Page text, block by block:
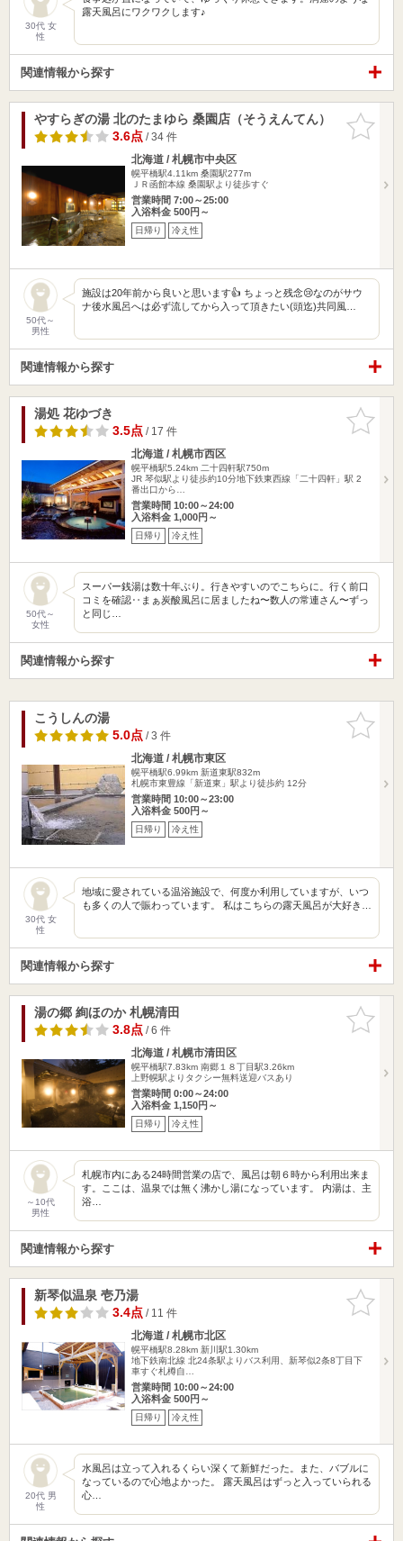
30代 女
性
露天風呂にワクワクします♪
関連情報から探す
お気に入
りに追加
やすらぎの湯 北のたまゆら 桑園店（そうえんてん）
3.6点/ 34 件
北海道 / 札幌市中央区
幌平橋駅4.11km 桑園駅277m
ＪＲ函館本線 桑園駅より徒歩すぐ
営業時間 7:00～25:00
入浴料金 500円～
日帰り 冷え性
50代～
男性
施設は20年前から良いと思います👍 ちょっと残念😢なのがサウ
ナ後水風呂へは必ず流してから入って頂きたい(頭迄)共同風…
関連情報から探す
お気に入
りに追加
湯処 花ゆづき
3.5点/ 17 件
北海道 / 札幌市西区
幌平橋駅5.24km 二十四軒駅750m
JR 琴似駅より徒歩約10分地下鉄東西線「二十四軒」駅 2
番出口から…
営業時間 10:00～24:00
入浴料金 1,000円～
日帰り 冷え性
50代～
女性
スーパー銭湯は数十年ぶり。行きやすいのでこちらに。行く前口
コミを確認‥まぁ炭酸風呂に居ましたね〜数人の常連さん〜ずっ
と同じ…
関連情報から探す
お気に入
りに追加
こうしんの湯
5.0点/ 3 件
北海道 / 札幌市東区
幌平橋駅6.99km 新道東駅832m
札幌市東豊線「新道東」駅より徒歩約 12分
営業時間 10:00～23:00
入浴料金 500円～
日帰り 冷え性
30代 女
性
地域に愛されている温浴施設で、何度か利用していますが、いつ
も多くの人で賑わっています。 私はこちらの露天風呂が大好き…
関連情報から探す
お気に入
りに追加
湯の郷 絢ほのか 札幌清田
3.8点/ 6 件
北海道 / 札幌市清田区
幌平橋駅7.83km 南郷１８丁目駅3.26km
上野幌駅よりタクシー無料送迎バスあり
営業時間 0:00～24:00
入浴料金 1,150円～
日帰り 冷え性
～10代
男性
札幌市内にある24時間営業の店で、風呂は朝６時から利用出来ま
す。ここは、温泉では無く沸かし湯になっています。 内湯は、主
浴…
関連情報から探す
お気に入
りに追加
新琴似温泉 壱乃湯
3.4点/ 11 件
北海道 / 札幌市北区
幌平橋駅8.28km 新川駅1.30km
地下鉄南北線 北24条駅よりバス利用、新琴似2条8丁目下
車すぐ札樽自…
営業時間 10:00～24:00
入浴料金 500円～
日帰り 冷え性
20代 男
性
水風呂は立って入れるくらい深くて新鮮だった。また、バブルに
なっているので心地よかった。 露天風呂はずっと入っていられる
心…